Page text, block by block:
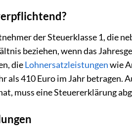
der Steuerklasse 1, die
beziehen, wenn das
dieLohnersatzleistungenwie
als 410 Euro im Jahr betragen.
muss eine Steuererklärung